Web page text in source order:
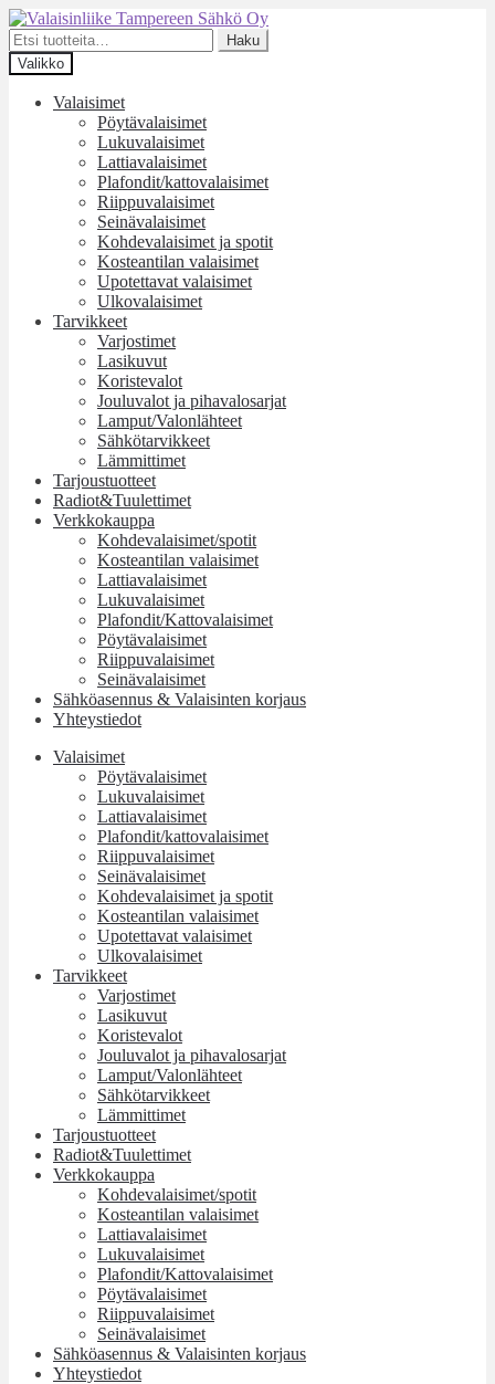
Siirry
navigointiin
Siirry
sisältöön
Etsi:
Haku
Valikko
Valaisimet
Pöytävalaisimet
Lukuvalaisimet
Lattiavalaisimet
Plafondit/kattovalaisimet
Riippuvalaisimet
Seinävalaisimet
Kohdevalaisimet ja spotit
Kosteantilan valaisimet
Upotettavat valaisimet
Ulkovalaisimet
Tarvikkeet
Varjostimet
Lasikuvut
Koristevalot
Jouluvalot ja pihavalosarjat
Lamput/Valonlähteet
Sähkötarvikkeet
Lämmittimet
Tarjoustuotteet
Radiot&Tuulettimet
Verkkokauppa
Kohdevalaisimet/spotit
Kosteantilan valaisimet
Lattiavalaisimet
Lukuvalaisimet
Plafondit/Kattovalaisimet
Pöytävalaisimet
Riippuvalaisimet
Seinävalaisimet
Sähköasennus & Valaisinten korjaus
Yhteystiedot
Valaisimet
Pöytävalaisimet
Lukuvalaisimet
Lattiavalaisimet
Plafondit/kattovalaisimet
Riippuvalaisimet
Seinävalaisimet
Kohdevalaisimet ja spotit
Kosteantilan valaisimet
Upotettavat valaisimet
Ulkovalaisimet
Tarvikkeet
Varjostimet
Lasikuvut
Koristevalot
Jouluvalot ja pihavalosarjat
Lamput/Valonlähteet
Sähkötarvikkeet
Lämmittimet
Tarjoustuotteet
Radiot&Tuulettimet
Verkkokauppa
Kohdevalaisimet/spotit
Kosteantilan valaisimet
Lattiavalaisimet
Lukuvalaisimet
Plafondit/Kattovalaisimet
Pöytävalaisimet
Riippuvalaisimet
Seinävalaisimet
Sähköasennus & Valaisinten korjaus
Yhteystiedot